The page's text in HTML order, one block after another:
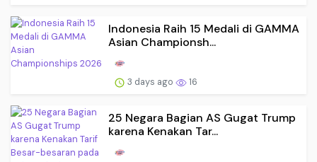
Indonesia Raih 15 Medali di GAMMA
Asian Championsh...
3 days ago 16
25 Negara Bagian AS Gugat Trump
karena Kenakan Tar...